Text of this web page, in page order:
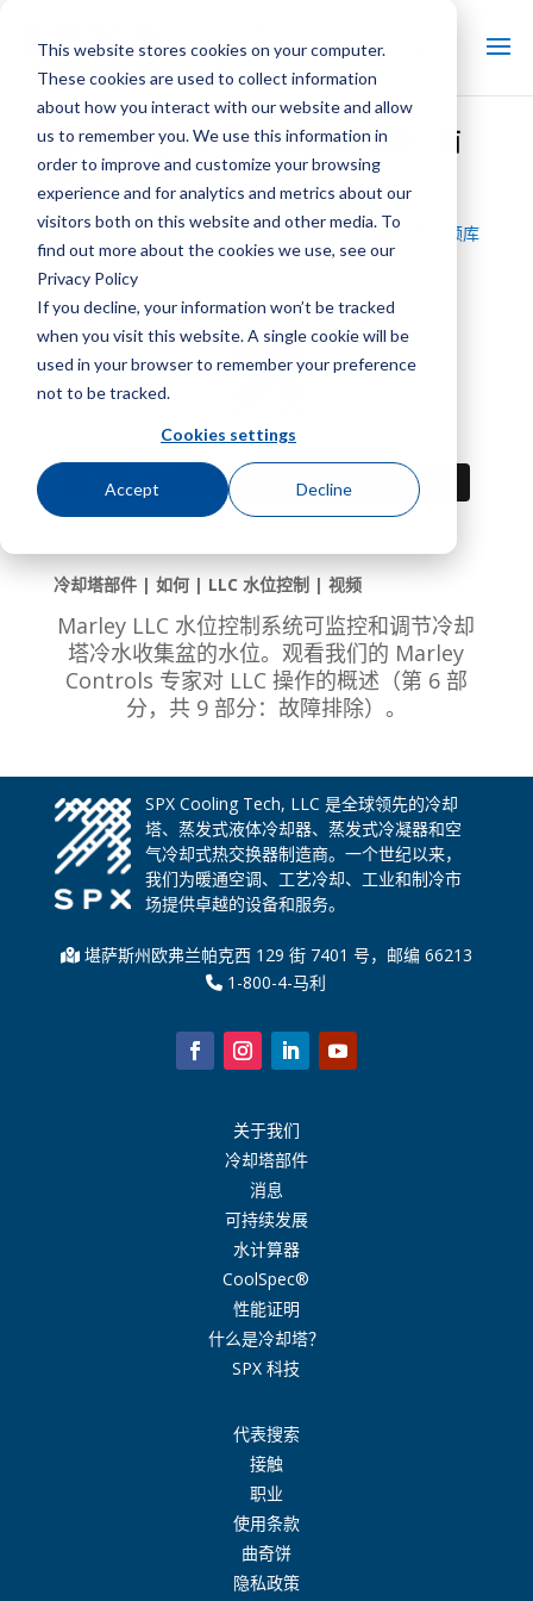
This website stores cookies on your computer.
These cookies are used to collect information
about how you interact with our website and allow
us to remember you. We use this information in
order to improve and customize your browsing
experience and for analytics and metrics about our
visitors both on this website and other media. To
find out more about the cookies we use, see our
Privacy Policy
If you decline, your information won’t be tracked
when you visit this website. A single cookie will be
used in your browser to remember your preference
not to be tracked.
Cookies settings
Accept Decline
Marley LLC 水位控制第 6 部分 – 面
板故障排除
返回视频库
冷却塔部件 | 如何 | LLC 水位控制 | 视频
Marley LLC 水位控制系统可监控和调节冷却
塔冷水收集盆的水位。观看我们的 Marley
Controls 专家对 LLC 操作的概述（第 6 部
分，共 9 部分：故障排除）。
SPX Cooling Tech, LLC 是全球领先的冷却
塔、蒸发式液体冷却器、蒸发式冷凝器和空
气冷却式热交换器制造商。一个世纪以来，
我们为暖通空调、工艺冷却、工业和制冷市
场提供卓越的设备和服务。
堪萨斯州欧弗兰帕克西 129 街 7401 号，邮编 66213
1-800-4-马利
关于我们
冷却塔部件
消息
可持续发展
水计算器
CoolSpec®
性能证明
什么是冷却塔？
SPX 科技
代表搜索
接触
职业
使用条款
曲奇饼
隐私政策